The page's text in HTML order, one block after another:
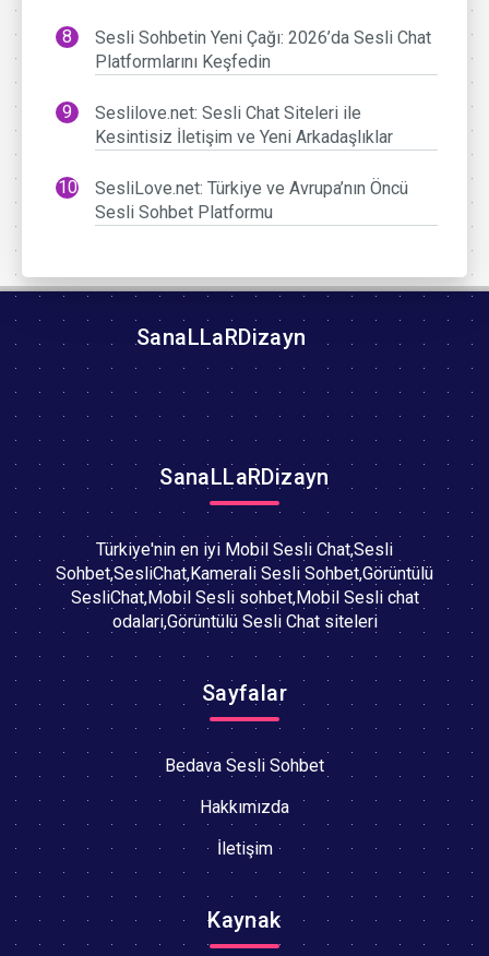
Sesli Sohbetin Yeni Çağı: 2026’da Sesli Chat
Platformlarını Keşfedin
Seslilove.net: Sesli Chat Siteleri ile
Kesintisiz İletişim ve Yeni Arkadaşlıklar
SesliLove.net: Türkiye ve Avrupa’nın Öncü
Sesli Sohbet Platformu
SanaLLaRDizayn
SanaLLaRDizayn
Türkiye'nin en iyi Mobil Sesli Chat,Sesli
Sohbet,SesliChat,Kamerali Sesli Sohbet,Görüntülü
SesliChat,Mobil Sesli sohbet,Mobil Sesli chat
odalari,Görüntülü Sesli Chat siteleri
Sayfalar
Bedava Sesli Sohbet
Hakkımızda
İletişim
Kaynak